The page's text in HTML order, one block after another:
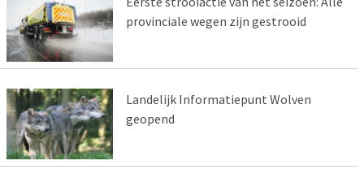
provinciale wegen zijn gestrooid
Landelijk Informatiepunt Wolven
geopend